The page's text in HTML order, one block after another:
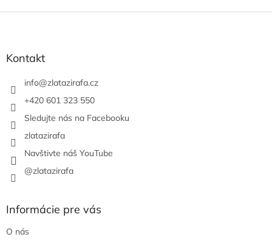
Z
Kontakt
info@zlatazirafa.cz
+420 601 323 550
Sledujte nás na Facebooku
zlatazirafa
Navštivte náš YouTube
@zlatazirafa
Informácie pre vás
O nás